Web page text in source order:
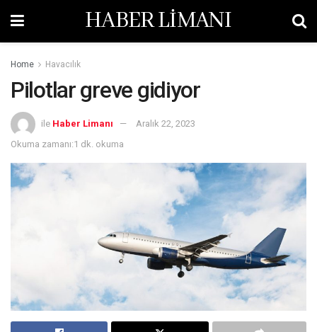
HABER LİMANI
Home Havacılık
Pilotlar greve gidiyor
ile Haber Limanı
Aralık 22, 2023
Okuma zamanı:1 dk. okuma